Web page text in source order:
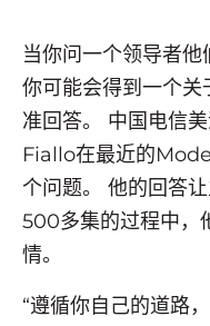
当你问一个领导者他
你可能会得到一个
准回答。 中国电信
Fiallo在最近的
个问题。 他的回答
500多集的过程中，
情。
“遵循你自己的道路